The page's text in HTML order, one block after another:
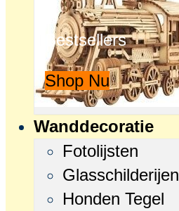
Bestsellers
Shop Nu
Wanddecoratie
Fotolijsten
Glasschilderijen
Honden Tegel